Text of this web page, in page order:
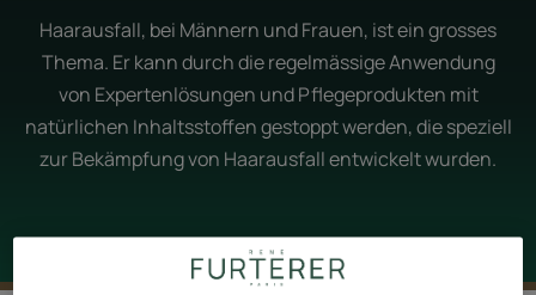
Haarausfall, bei Männern und Frauen, ist ein grosses
Thema. Er kann durch die regelmässige Anwendung
von Expertenlösungen und Pflegeprodukten mit
natürlichen Inhaltsstoffen gestoppt werden, die speziell
zur Bekämpfung von Haarausfall entwickelt wurden.